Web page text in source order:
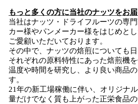
もっと多くの方に当社のナッツをお
当社はナッツ・ドライフルーツの専
カー様やパンメーカー様をはじめと
ご愛顧いただいております。
その中で、ナッツの焙煎についても
それぞれの原料特性にあった焙煎機
温度や時間を研究し、より良い商品
す。
21年の新工場稼働に伴い、オリジナ
量だけでなく質も上がった正栄食品